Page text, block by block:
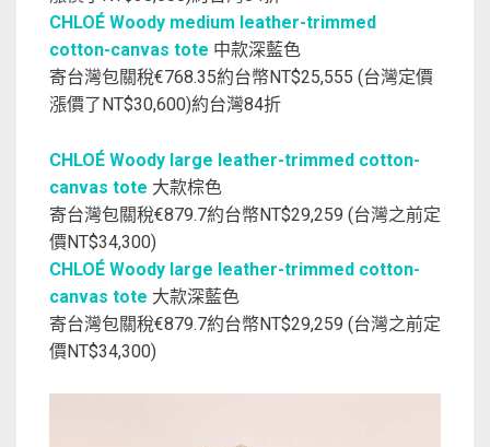
CHLOÉ Woody medium leather-trimmed
cotton-canvas tote 中款深藍色
寄台灣包關稅€768.35約台幣NT$25,555 (台灣定價
漲價了NT$30,600)約台灣84折
CHLOÉ Woody large leather-trimmed cotton-
canvas tote 大款棕色
寄台灣包關稅€879.7約台幣NT$29,259 (台灣之前定
價NT$34,300)
CHLOÉ Woody large leather-trimmed cotton-
canvas tote 大款深藍色
寄台灣包關稅€879.7約台幣NT$29,259 (台灣之前定
價NT$34,300)